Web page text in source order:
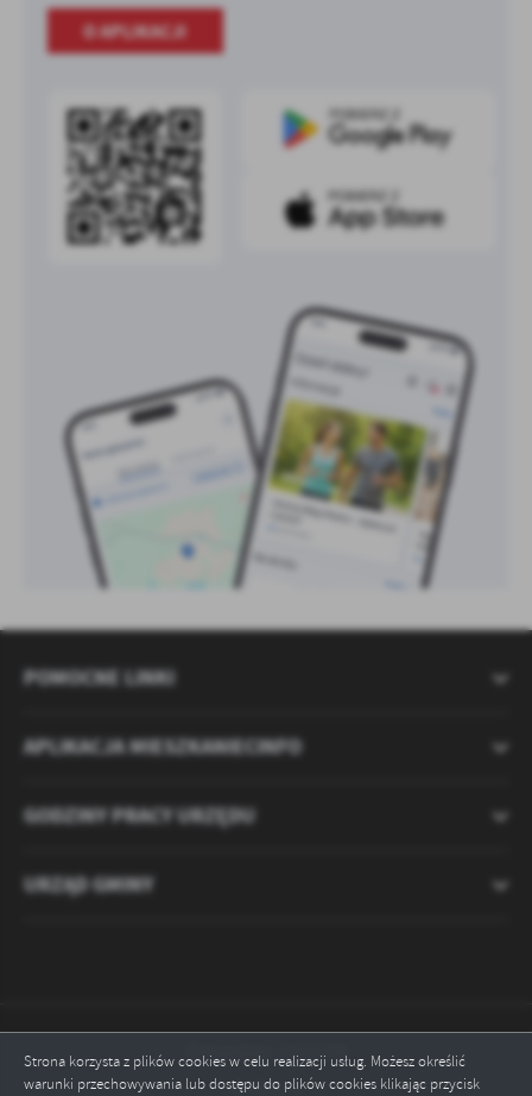
Strona korzysta z plików cookies w celu realizacji usług. Możesz określić
warunki przechowywania lub dostępu do plików cookies klikając przycisk
O APLIKACJI
POMOCNE LINKI
APLIKACJA MIESZKANIECINFO
GODZINY PRACY URZĘDU
URZĄD GMINY
Odwiedzin: 2121276
Online: 1